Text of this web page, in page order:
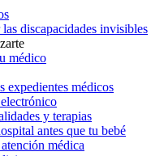
discapacidades invisibles
médico
expedientes médicos
y terapias
antes que tu bebé
médica